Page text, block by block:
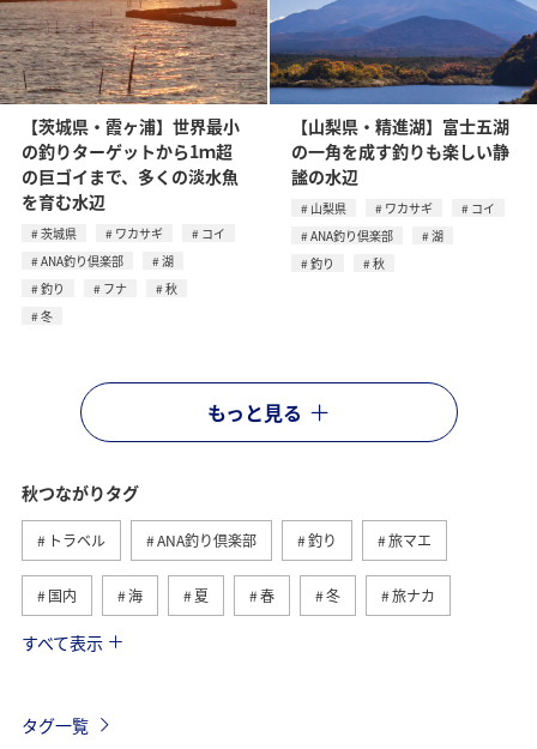
【茨城県・霞ヶ浦】世界最小
の釣りターゲットから1ｍ超
の巨ゴイまで、多くの淡水魚
を育む水辺
茨城県 ワカサギ
コイ
ANA釣り倶楽部
湖
釣り
フナ
秋
冬
【山梨県・精進湖】富士五湖
の一角を成す釣りも楽しい静
謐の水辺
山梨県 ワカサギ
コイ
ANA釣り倶楽部
湖
釣り
秋
もっと見る
秋つながりタグ
トラベル ANA釣り倶楽部 釣り 旅マエ
国内 海 夏 春 冬 旅ナカ
北海道
すべて表示
タグ一覧